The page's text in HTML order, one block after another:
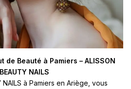
de Beauté à Pamiers – ALISSON
BEAUTY NAILS
NAILS à Pamiers en Ariège, vous